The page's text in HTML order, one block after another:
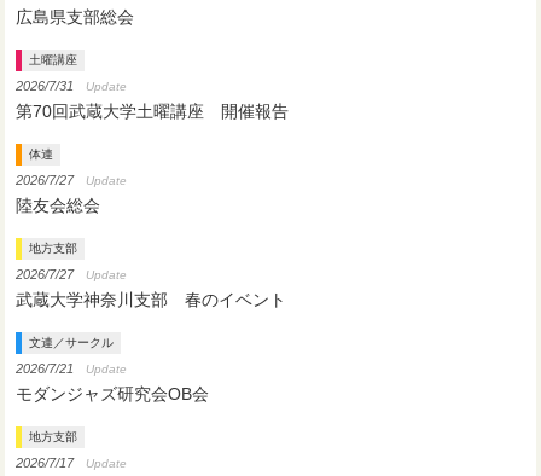
広島県支部総会
土曜講座
2026/7/31 Update
第70回武蔵大学土曜講座 開催報告
体連
2026/7/27 Update
陸友会総会
地方支部
2026/7/27 Update
武蔵大学神奈川支部 春のイベント
文連／サークル
2026/7/21 Update
モダンジャズ研究会OB会
地方支部
2026/7/17 Update